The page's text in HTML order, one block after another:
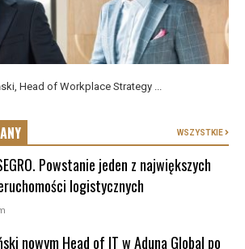
Head of Workplace Strategy ...
WSZYSTKIE
Powstanie jeden z największych
logistycznych
nowym Head of IT w Aduna Global po